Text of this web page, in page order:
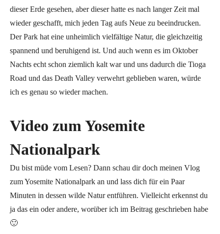
dieser Erde gesehen, aber dieser hatte es nach langer Zeit mal
wieder geschafft, mich jeden Tag aufs Neue zu beeindrucken.
Der Park hat eine unheimlich vielfältige Natur, die gleichzeitig
spannend und beruhigend ist. Und auch wenn es im Oktober
Nachts echt schon ziemlich kalt war und uns dadurch die Tioga
Road und das Death Valley verwehrt geblieben waren, würde
ich es genau so wieder machen.
Video zum Yosemite
Nationalpark
Du bist müde vom Lesen? Dann schau dir doch meinen Vlog
zum Yosemite Nationalpark an und lass dich für ein Paar
Minuten in dessen wilde Natur entführen. Vielleicht erkennst du
ja das ein oder andere, worüber ich im Beitrag geschrieben habe
🙂